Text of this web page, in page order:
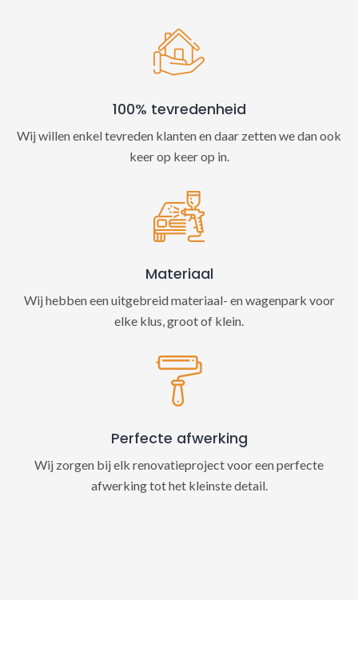
100% tevredenheid
Wij willen enkel tevreden klanten en daar zetten we dan ook
keer op keer op in.
Materiaal
Wij hebben een uitgebreid materiaal- en wagenpark voor
elke klus, groot of klein.
Perfecte afwerking
Wij zorgen bij elk renovatieproject voor een perfecte
afwerking tot het kleinste detail.